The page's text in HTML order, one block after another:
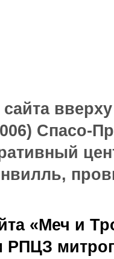
Спасо-
«Меч и
РПЦЗ